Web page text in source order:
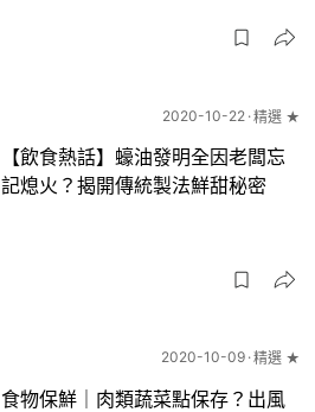
2020-10-22 精選 ★
【飲食熱話】蠔油發明全因老闆忘
記熄火？揭開傳統製法鮮甜秘密
2020-10-09 精選 ★
食物保鮮｜肉類蔬菜點保存？出風